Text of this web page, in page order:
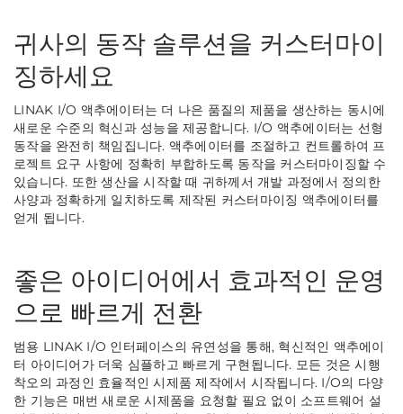
귀사의 동작 솔루션을 커스터마이
징하세요
LINAK I/O 액추에이터는 더 나은 품질의 제품을 생산하는 동시에
새로운 수준의 혁신과 성능을 제공합니다. I/O 액추에이터는 선형
동작을 완전히 책임집니다. 액추에이터를 조절하고 컨트롤하여 프
로젝트 요구 사항에 정확히 부합하도록 동작을 커스터마이징할 수
있습니다. 또한 생산을 시작할 때 귀하께서 개발 과정에서 정의한
사양과 정확하게 일치하도록 제작된 커스터마이징 액추에이터를
얻게 됩니다.
좋은 아이디어에서 효과적인 운영
으로 빠르게 전환
범용 LINAK I/O 인터페이스의 유연성을 통해, 혁신적인 액추에이
터 아이디어가 더욱 심플하고 빠르게 구현됩니다. 모든 것은 시행
착오의 과정인 효율적인 시제품 제작에서 시작됩니다. I/O의 다양
한 기능은 매번 새로운 시제품을 요청할 필요 없이 소프트웨어 설